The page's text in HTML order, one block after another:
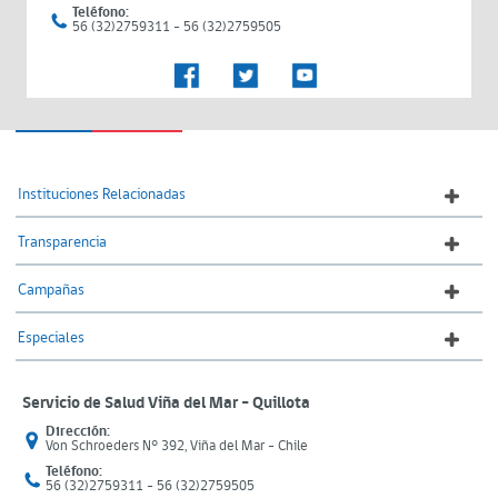
Teléfono:
56 (32)2759311 - 56 (32)2759505
Instituciones Relacionadas
Transparencia
Campañas
Especiales
Servicio de Salud Viña del Mar – Quillota
Dirección:
Von Schroeders N° 392, Viña del Mar - Chile
Teléfono:
56 (32)2759311 - 56 (32)2759505